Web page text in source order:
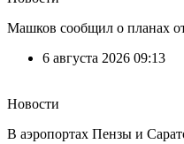
Машков сообщил о планах
6 августа 2026 09:13
Новости
В аэропортах Пензы и